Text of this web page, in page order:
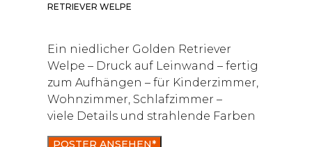
RETRIEVER WELPE
Ein niedlicher Golden Retriever
Welpe – Druck auf Leinwand – fertig
zum Aufhängen – für Kinderzimmer,
Wohnzimmer, Schlafzimmer –
viele Details und strahlende Farben
POSTER ANSEHEN*